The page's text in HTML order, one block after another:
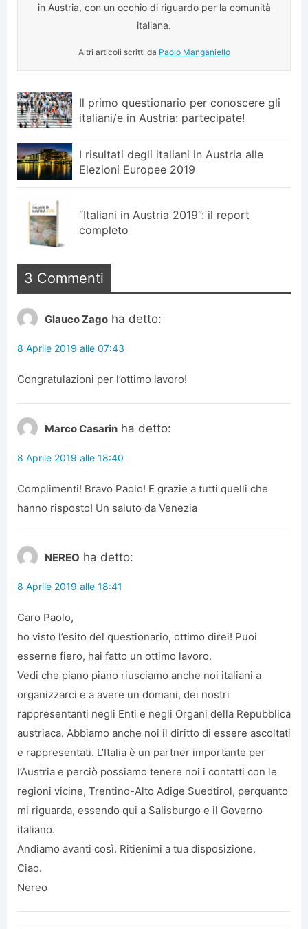
in Austria, con un occhio di riguardo per la comunità
italiana.
Altri articoli scritti da Paolo Manganiello
Il primo questionario per conoscere gli
italiani/e in Austria: partecipate!
I risultati degli italiani in Austria alle
Elezioni Europee 2019
“Italiani in Austria 2019”: il report
completo
3 Commenti
Glauco Zago ha detto:
8 Aprile 2019 alle 07:43
Congratulazioni per l’ottimo lavoro!
Marco Casarin ha detto:
8 Aprile 2019 alle 18:40
Complimenti! Bravo Paolo! E grazie a tutti quelli che
hanno risposto! Un saluto da Venezia
NEREO ha detto:
8 Aprile 2019 alle 18:41
Caro Paolo,
ho visto l’esito del questionario, ottimo direi! Puoi
esserne fiero, hai fatto un ottimo lavoro.
Vedi che piano piano riusciamo anche noi italiani a
organizzarci e a avere un domani, dei nostri
rappresentanti negli Enti e negli Organi della Repubblica
austriaca. Abbiamo anche noi il diritto di essere ascoltati
e rappresentati. L’Italia è un partner importante per
l’Austria e perciò possiamo tenere noi i contatti con le
regioni vicine, Trentino-Alto Adige Suedtirol, perquanto
mi riguarda, essendo qui a Salisburgo e il Governo
italiano.
Andiamo avanti così. Ritienimi a tua disposizione.
Ciao.
Nereo